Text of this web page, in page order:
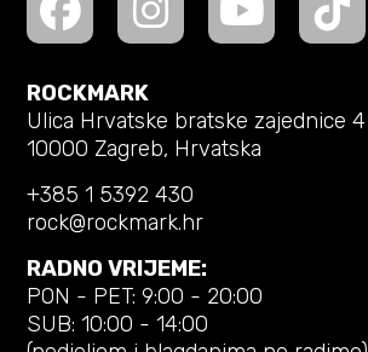
ROCKMARK
Ulica Hrvatske bratske zajednice 4
10000 Zagreb, Hrvatska
+385 1 5392 430
rock@rockmark.hr
RADNO VRIJEME:
PON - PET: 9:00 - 20:00
SUB: 10:00 - 14:00